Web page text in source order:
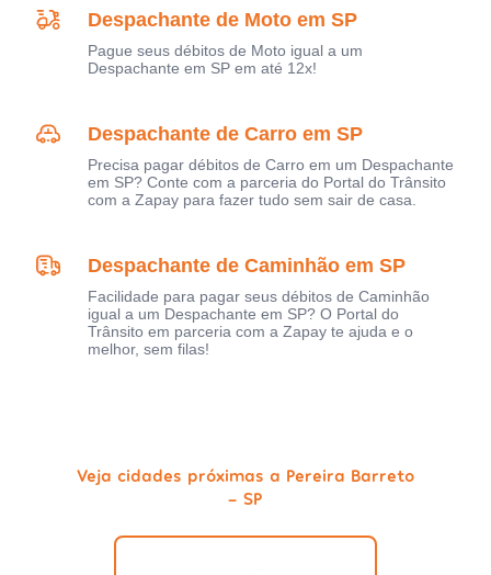
Despachante de Moto em SP
Pague seus débitos de Moto igual a um
Despachante em SP em até 12x!
Despachante de Carro em SP
Precisa pagar débitos de Carro em um Despachante
em SP? Conte com a parceria do Portal do Trânsito
com a Zapay para fazer tudo sem sair de casa.
Despachante de Caminhão em SP
Facilidade para pagar seus débitos de Caminhão
igual a um Despachante em SP? O Portal do
Trânsito em parceria com a Zapay te ajuda e o
melhor, sem filas!
Veja cidades próximas a Pereira Barreto
- SP